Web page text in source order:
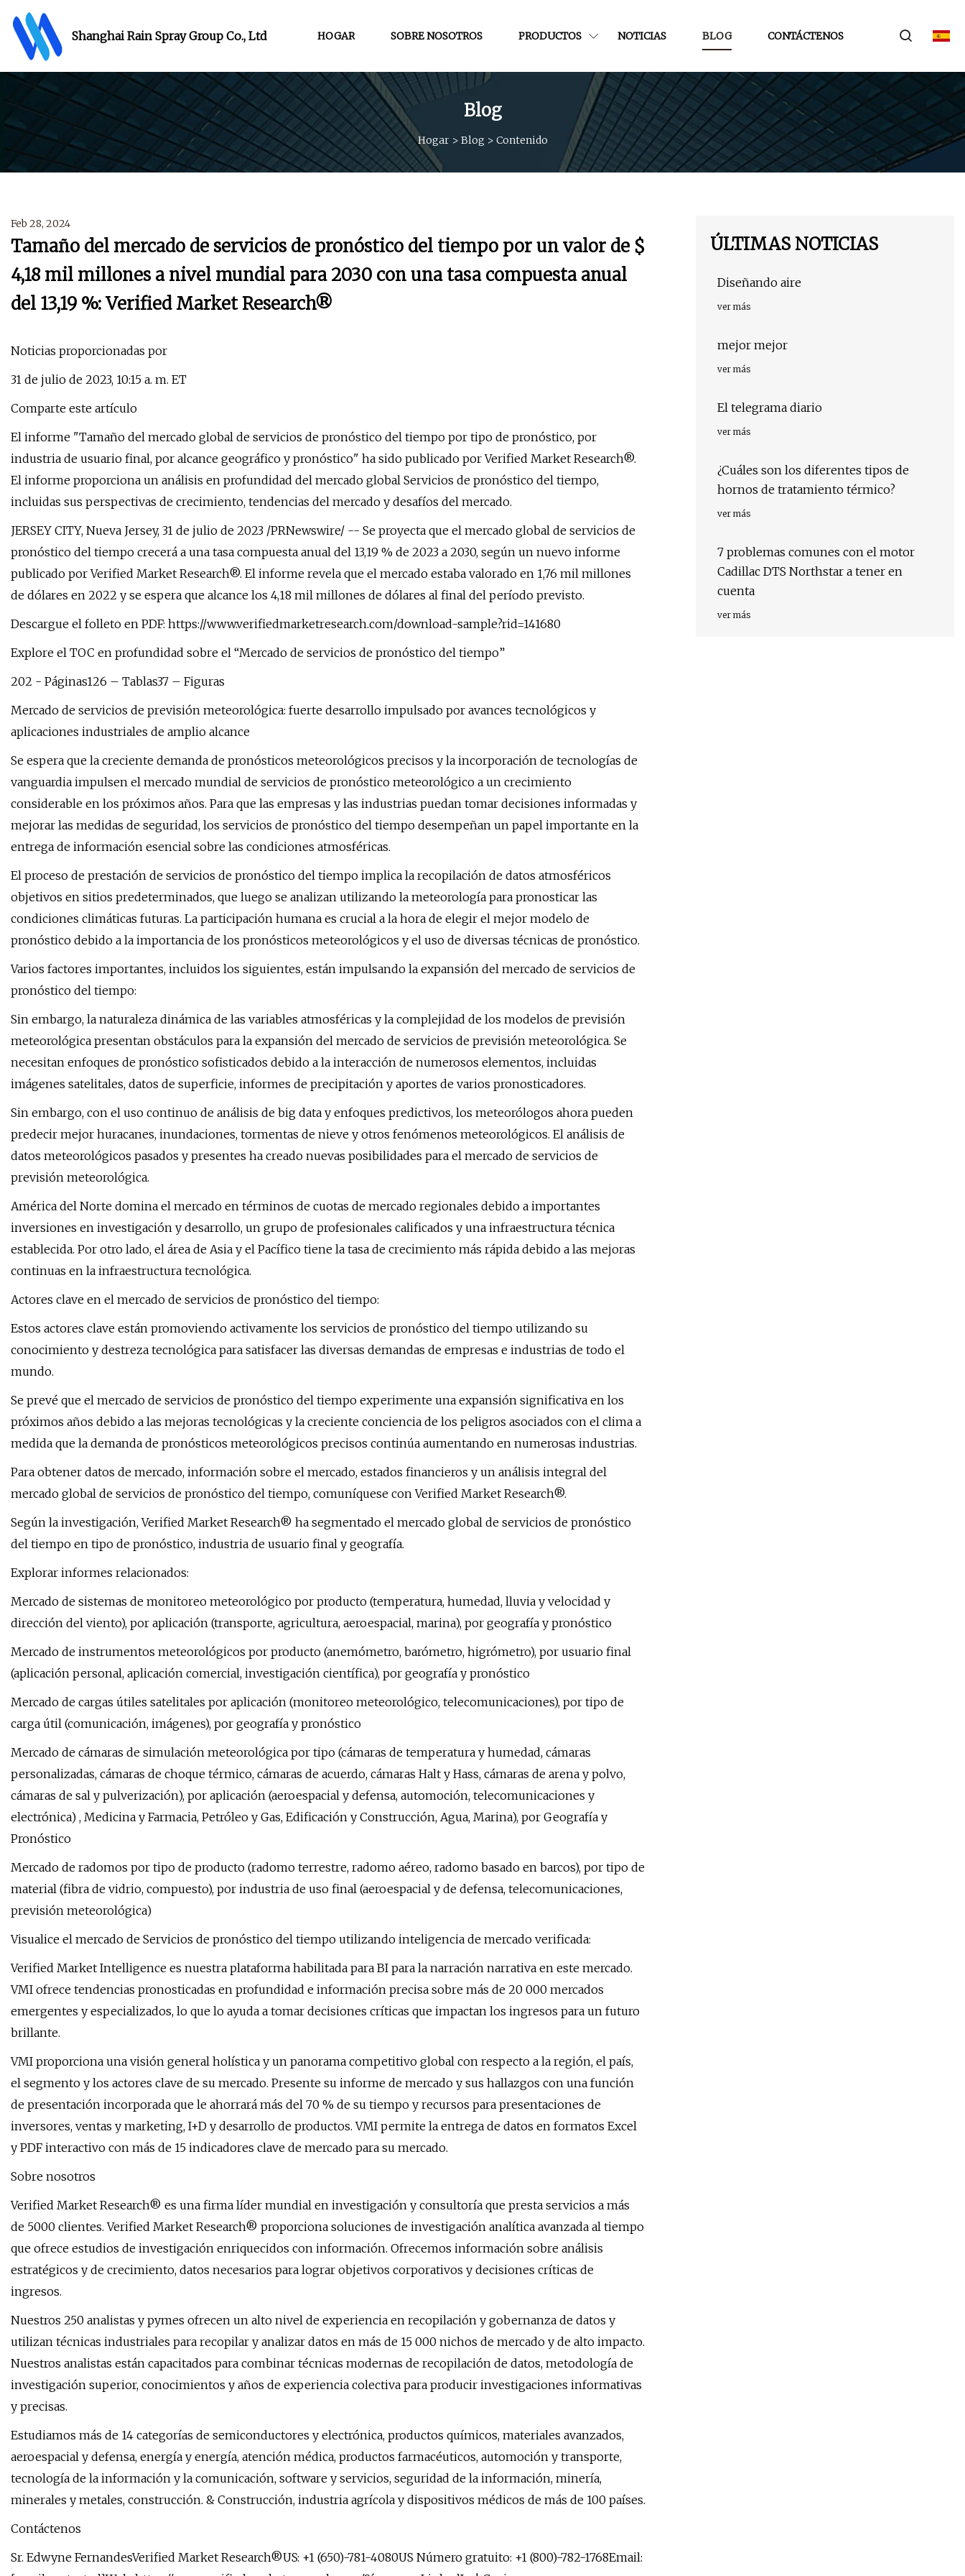
Shanghai Rain Spray Group Co., Ltd HOGAR SOBRE NOSOTROS PRODUCTOS NOTICIAS BLOG CONTÁCTENOS
Blog
Hogar> Blog > Contenido
Feb 28, 2024
Tamaño del mercado de servicios de pronóstico del tiempo por un valor de $
4,18 mil millones a nivel mundial para 2030 con una tasa compuesta anual
del 13,19 %: Verified Market Research®
Noticias proporcionadas por
31 de julio de 2023, 10:15 a. m. ET
Comparte este artículo
El informe "Tamaño del mercado global de servicios de pronóstico del tiempo por tipo de pronóstico, por
industria de usuario final, por alcance geográfico y pronóstico" ha sido publicado por Verified Market Research®.
El informe proporciona un análisis en profundidad del mercado global Servicios de pronóstico del tiempo,
incluidas sus perspectivas de crecimiento, tendencias del mercado y desafíos del mercado.
JERSEY CITY, Nueva Jersey, 31 de julio de 2023 /PRNewswire/ -- Se proyecta que el mercado global de servicios de
pronóstico del tiempo crecerá a una tasa compuesta anual del 13,19 % de 2023 a 2030, según un nuevo informe
publicado por Verified Market Research®. El informe revela que el mercado estaba valorado en 1,76 mil millones
de dólares en 2022 y se espera que alcance los 4,18 mil millones de dólares al final del período previsto.
Descargue el folleto en PDF: https://www.verifiedmarketresearch.com/download-sample?rid=141680
Explore el TOC en profundidad sobre el “Mercado de servicios de pronóstico del tiempo”
202 - Páginas126 – Tablas37 – Figuras
Mercado de servicios de previsión meteorológica: fuerte desarrollo impulsado por avances tecnológicos y
aplicaciones industriales de amplio alcance
Se espera que la creciente demanda de pronósticos meteorológicos precisos y la incorporación de tecnologías de
vanguardia impulsen el mercado mundial de servicios de pronóstico meteorológico a un crecimiento
considerable en los próximos años. Para que las empresas y las industrias puedan tomar decisiones informadas y
mejorar las medidas de seguridad, los servicios de pronóstico del tiempo desempeñan un papel importante en la
entrega de información esencial sobre las condiciones atmosféricas.
El proceso de prestación de servicios de pronóstico del tiempo implica la recopilación de datos atmosféricos
objetivos en sitios predeterminados, que luego se analizan utilizando la meteorología para pronosticar las
condiciones climáticas futuras. La participación humana es crucial a la hora de elegir el mejor modelo de
pronóstico debido a la importancia de los pronósticos meteorológicos y el uso de diversas técnicas de pronóstico.
Varios factores importantes, incluidos los siguientes, están impulsando la expansión del mercado de servicios de
pronóstico del tiempo:
Sin embargo, la naturaleza dinámica de las variables atmosféricas y la complejidad de los modelos de previsión
meteorológica presentan obstáculos para la expansión del mercado de servicios de previsión meteorológica. Se
necesitan enfoques de pronóstico sofisticados debido a la interacción de numerosos elementos, incluidas
imágenes satelitales, datos de superficie, informes de precipitación y aportes de varios pronosticadores.
Sin embargo, con el uso continuo de análisis de big data y enfoques predictivos, los meteorólogos ahora pueden
predecir mejor huracanes, inundaciones, tormentas de nieve y otros fenómenos meteorológicos. El análisis de
datos meteorológicos pasados ​​y presentes ha creado nuevas posibilidades para el mercado de servicios de
previsión meteorológica.
América del Norte domina el mercado en términos de cuotas de mercado regionales debido a importantes
inversiones en investigación y desarrollo, un grupo de profesionales calificados y una infraestructura técnica
establecida. Por otro lado, el área de Asia y el Pacífico tiene la tasa de crecimiento más rápida debido a las mejoras
continuas en la infraestructura tecnológica.
Actores clave en el mercado de servicios de pronóstico del tiempo:
Estos actores clave están promoviendo activamente los servicios de pronóstico del tiempo utilizando su
conocimiento y destreza tecnológica para satisfacer las diversas demandas de empresas e industrias de todo el
mundo.
Se prevé que el mercado de servicios de pronóstico del tiempo experimente una expansión significativa en los
próximos años debido a las mejoras tecnológicas y la creciente conciencia de los peligros asociados con el clima a
medida que la demanda de pronósticos meteorológicos precisos continúa aumentando en numerosas industrias.
Para obtener datos de mercado, información sobre el mercado, estados financieros y un análisis integral del
mercado global de servicios de pronóstico del tiempo, comuníquese con Verified Market Research®.
Según la investigación, Verified Market Research® ha segmentado el mercado global de servicios de pronóstico
del tiempo en tipo de pronóstico, industria de usuario final y geografía.
Explorar informes relacionados:
Mercado de sistemas de monitoreo meteorológico por producto (temperatura, humedad, lluvia y velocidad y
dirección del viento), por aplicación (transporte, agricultura, aeroespacial, marina), por geografía y pronóstico
Mercado de instrumentos meteorológicos por producto (anemómetro, barómetro, higrómetro), por usuario final
(aplicación personal, aplicación comercial, investigación científica), por geografía y pronóstico
Mercado de cargas útiles satelitales por aplicación (monitoreo meteorológico, telecomunicaciones), por tipo de
carga útil (comunicación, imágenes), por geografía y pronóstico
Mercado de cámaras de simulación meteorológica por tipo (cámaras de temperatura y humedad, cámaras
personalizadas, cámaras de choque térmico, cámaras de acuerdo, cámaras Halt y Hass, cámaras de arena y polvo,
cámaras de sal y pulverización), por aplicación (aeroespacial y defensa, automoción, telecomunicaciones y
electrónica) , Medicina y Farmacia, Petróleo y Gas, Edificación y Construcción, Agua, Marina), por Geografía y
Pronóstico
Mercado de radomos por tipo de producto (radomo terrestre, radomo aéreo, radomo basado en barcos), por tipo de
material (fibra de vidrio, compuesto), por industria de uso final (aeroespacial y de defensa, telecomunicaciones,
previsión meteorológica)
Visualice el mercado de Servicios de pronóstico del tiempo utilizando inteligencia de mercado verificada:
Verified Market Intelligence es nuestra plataforma habilitada para BI para la narración narrativa en este mercado.
VMI ofrece tendencias pronosticadas en profundidad e información precisa sobre más de 20 000 mercados
emergentes y especializados, lo que lo ayuda a tomar decisiones críticas que impactan los ingresos para un futuro
brillante.
VMI proporciona una visión general holística y un panorama competitivo global con respecto a la región, el país,
el segmento y los actores clave de su mercado. Presente su informe de mercado y sus hallazgos con una función
de presentación incorporada que le ahorrará más del 70 % de su tiempo y recursos para presentaciones de
inversores, ventas y marketing, I+D y desarrollo de productos. VMI permite la entrega de datos en formatos Excel
y PDF interactivo con más de 15 indicadores clave de mercado para su mercado.
Sobre nosotros
Verified Market Research® es una firma líder mundial en investigación y consultoría que presta servicios a más
de 5000 clientes. Verified Market Research® proporciona soluciones de investigación analítica avanzada al tiempo
que ofrece estudios de investigación enriquecidos con información. Ofrecemos información sobre análisis
estratégicos y de crecimiento, datos necesarios para lograr objetivos corporativos y decisiones críticas de
ingresos.
Nuestros 250 analistas y pymes ofrecen un alto nivel de experiencia en recopilación y gobernanza de datos y
utilizan técnicas industriales para recopilar y analizar datos en más de 15 000 nichos de mercado y de alto impacto.
Nuestros analistas están capacitados para combinar técnicas modernas de recopilación de datos, metodología de
investigación superior, conocimientos y años de experiencia colectiva para producir investigaciones informativas
y precisas.
Estudiamos más de 14 categorías de semiconductores y electrónica, productos químicos, materiales avanzados,
aeroespacial y defensa, energía y energía, atención médica, productos farmacéuticos, automoción y transporte,
tecnología de la información y la comunicación, software y servicios, seguridad de la información, minería,
minerales y metales, construcción. & Construcción, industria agrícola y dispositivos médicos de más de 100 países.
Contáctenos
Sr. Edwyne FernandesVerified Market Research®US: +1 (650)-781-4080US Número gratuito: +1 (800)-782-1768Email:
ÚLTIMAS NOTICIAS
Diseñando aire
ver más
mejor mejor
ver más
El telegrama diario
ver más
¿Cuáles son los diferentes tipos de
hornos de tratamiento térmico?
ver más
7 problemas comunes con el motor
Cadillac DTS Northstar a tener en
cuenta
ver más